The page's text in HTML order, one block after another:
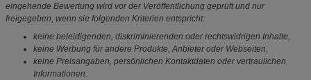
eingehende Bewertung wird vor der Veröffentlichung geprüft und nur
freigegeben, wenn sie folgenden Kriterien entspricht:
keine beleidigenden, diskriminierenden oder rechtswidrigen Inhalte,
keine Werbung für andere Produkte, Anbieter oder Webseiten,
keine Preisangaben, persönlichen Kontaktdaten oder vertraulichen
Informationen.